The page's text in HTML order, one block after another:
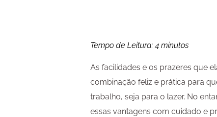
Tempo de Leitura:4 minutos
As facilidades e os prazeres que
combinação feliz e prática para
trabalho, seja para o lazer. No
essas vantagens com cuidado e